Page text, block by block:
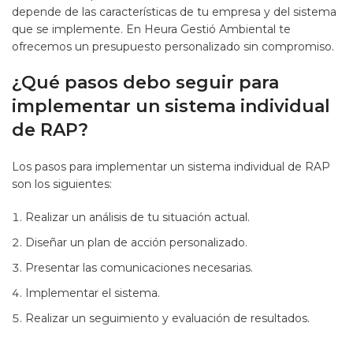
depende de las características de tu empresa y del sistema
que se implemente. En Heura Gestió Ambiental te
ofrecemos un presupuesto personalizado sin compromiso.
¿Qué pasos debo seguir para
implementar un sistema individual
de RAP?
Los pasos para implementar un sistema individual de RAP
son los siguientes:
Realizar un análisis de tu situación actual.
Diseñar un plan de acción personalizado.
Presentar las comunicaciones necesarias.
Implementar el sistema.
Realizar un seguimiento y evaluación de resultados.